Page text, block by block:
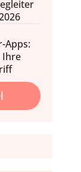
daheim, Düfte,
Apps:
Ihre